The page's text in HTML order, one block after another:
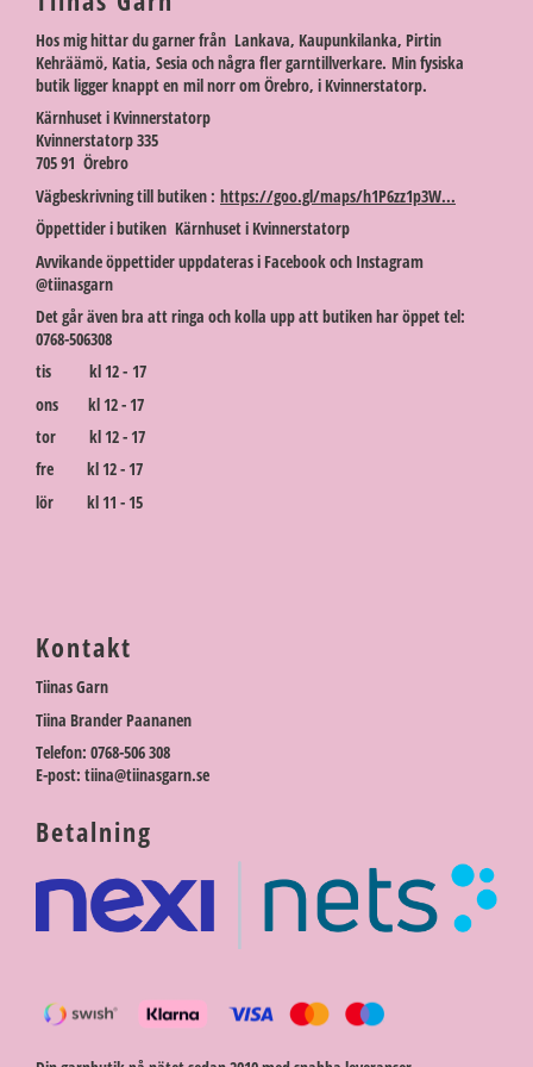
Hos mig hittar du garner från Lankava, Kaupunkilanka, Pirtin
Kehräämö, Katia, Sesia och några fler garntillverkare. Min fysiska
butik ligger knappt en mil norr om Örebro, i Kvinnerstatorp.
Kärnhuset i Kvinnerstatorp
Kvinnerstatorp 335
705 91 Örebro
Vägbeskrivning till butiken : https://goo.gl/maps/h1P6zz1p3W...
Öppettider i butiken Kärnhuset i Kvinnerstatorp
Avvikande öppettider uppdateras i Facebook och Instagram
@tiinasgarn
Det går även bra att ringa och kolla upp att butiken har öppet tel:
0768-506308
tis kl 12 - 17
ons kl 12 - 17
tor kl 12 - 17
fre kl 12 - 17
lör kl 11 - 15
Kontakt
Tiinas Garn
Tiina Brander Paananen
Telefon: 0768-506 308
E-post: tiina@tiinasgarn.se
Betalning